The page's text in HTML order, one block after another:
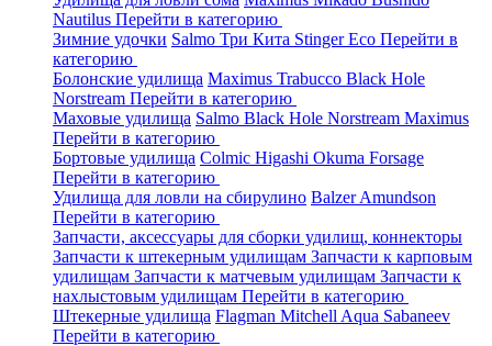
Nautilus Перейти в категорию
Зимние удочки Salmo Три Кита StingerEco Перейти в
категорию
Болонские удилища Maximus Trabucco Black Hole
Norstream Перейти в категорию
Маховые удилища Salmo Black Hole Norstream Maximus
Перейти в категорию
Бортовые удилища Colmic Higashi Okuma Forsage
Перейти в категорию
Удилища для ловли на сбирулино BalzerAmundson
Перейти в категорию
Запчасти, аксессуары для сборки удилищ, коннекторы
Запчасти к штекерным удилищам Запчасти к карповым
удилищам Запчасти к матчевым удилищам Запчасти к
нахлыстовым удилищам Перейти в категорию
Штекерные удилища Flagman Mitchell Aqua Sabaneev
Перейти в категорию